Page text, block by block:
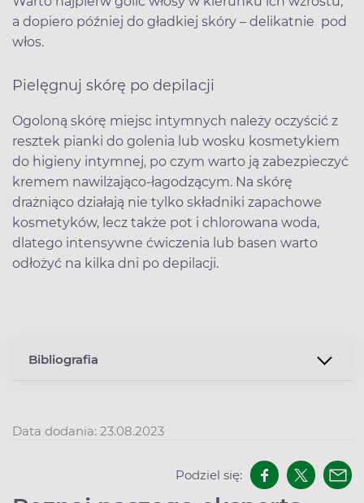
a dopiero później do gładkiej skóry – delikatnie pod
włos.
Pielęgnuj skórę po depilacji
Ogoloną skórę miejsc intymnych należy oczyścić z
resztek pianki do golenia lub wosku kosmetykiem
do higieny intymnej, po czym warto ją zabezpieczyć
kremem nawilżająco-łagodzącym. Na skórę
drażniąco działają nie tylko składniki zapachowe
kosmetyków, lecz także pot i chlorowana woda,
dlatego intensywne ćwiczenia lub basen warto
odłożyć na kilka dni po depilacji.
Bibliografia
Data dodania: 23.08.2023
Podziel się: